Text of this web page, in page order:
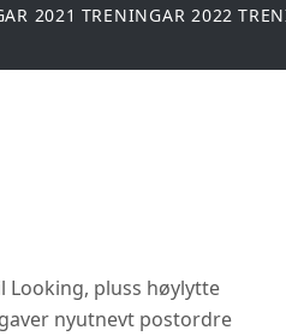
2021 TRENINGAR 2022
pluss høylytte
nyutnevt postordre